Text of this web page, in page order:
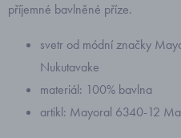
příjemné bavlněné příze.
svetr od módní značky
Nukutavake
materiál: 100% bavlna
artikl: Mayoral 6340-12